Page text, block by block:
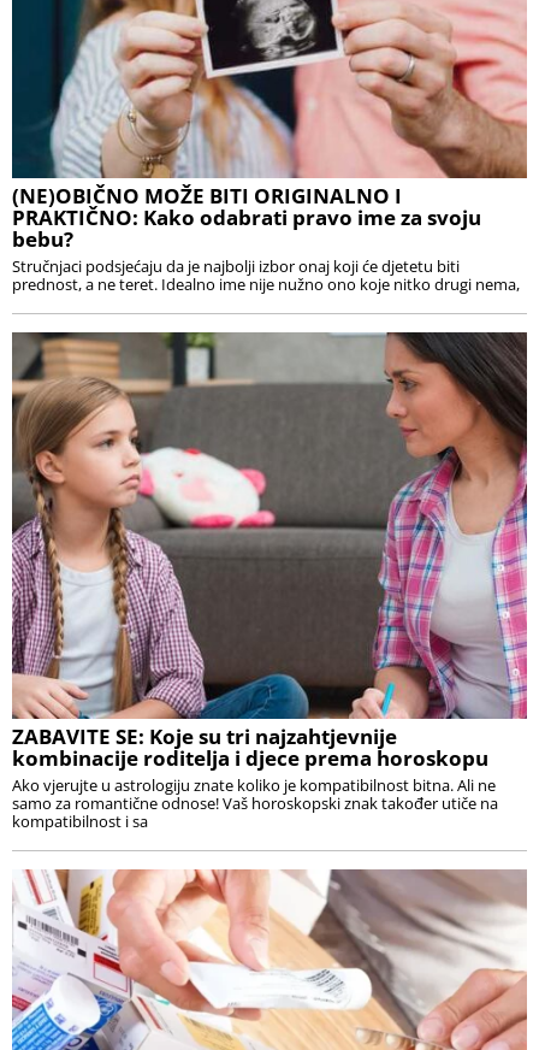
(NE)OBIČNO MOŽE BITI ORIGINALNO I
PRAKTIČNO: Kako odabrati pravo ime za svoju
bebu?
Stručnjaci podsjećaju da je najbolji izbor onaj koji će djetetu biti
prednost, a ne teret. Idealno ime nije nužno ono koje nitko drugi nema,
ZABAVITE SE: Koje su tri najzahtjevnije
kombinacije roditelja i djece prema horoskopu
Ako vjerujte u astrologiju znate koliko je kompatibilnost bitna. Ali ne
samo za romantične odnose! Vaš horoskopski znak također utiče na
kompatibilnost i sa